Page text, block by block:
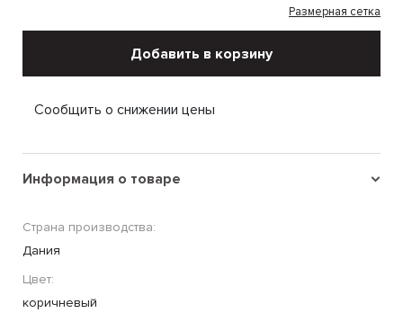
Размерная сетка
Добавить в корзину
Сообщить о снижении цены
Информация о товаре
Страна производства:
Дания
Цвет:
коричневый